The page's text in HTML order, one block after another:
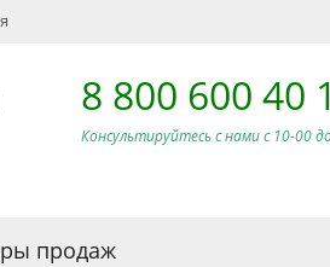
8 800 600 40
Консультируйтесь с нами c 10-00
продаж